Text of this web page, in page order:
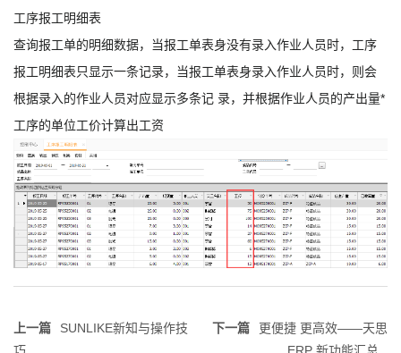
工序报工明细表
查询报工单的明细数据，当报工单表身没有录入作业人员时，工序
报工明细表只显示一条记录，当报工单表身录入作业人员时，则会
根据录入的作业人员对应显示多条记 录，并根据作业人员的产出量*
工序的单位工价计算出工资
上一篇
SUNLIKE新知与操作技
下一篇
更便捷 更高效——天思